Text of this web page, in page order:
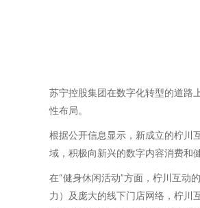
苏宁控股集团在数字化转型的道路
性布局。
根据公开信息显示，新成立的柠川
域，积极向新兴的数字内容消费和
在“健身休闲活动”方面，柠川互动
力）及庞大的线下门店网络，柠川